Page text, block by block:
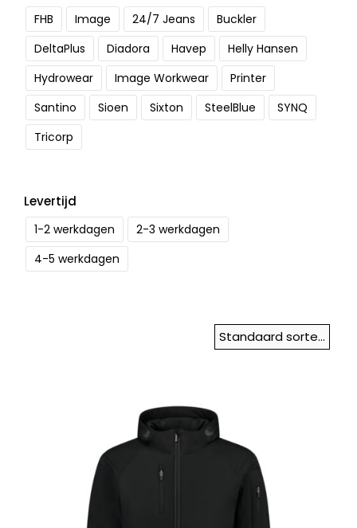
FHB Image 24/7 Jeans
Buckler
DeltaPlus
Diadora Havep
Helly Hansen
Hydrowear
Image Workwear
Printer
Santino
Sioen Sixton SteelBlue
SYNQ
Tricorp
Levertijd
1-2 werkdagen
2-3 werkdagen
4-5 werkdagen